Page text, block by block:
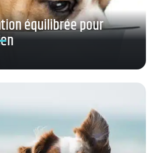
équilibrée pour